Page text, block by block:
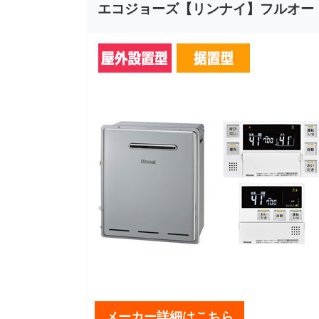
エコジョーズ【リンナイ】フルオー